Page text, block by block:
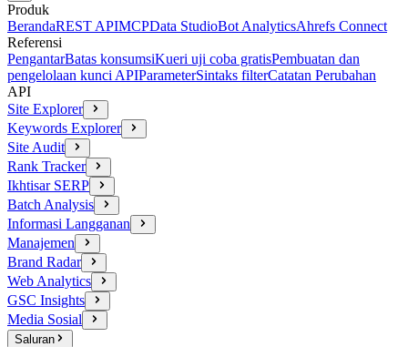
Produk
BerandaREST APIMCPData StudioBot AnalyticsAhrefs Connect
Referensi
PengantarBatas konsumsiKueri uji coba gratisPembuatan dan
pengelolaan kunci APIParameterSintaks filterCatatan Perubahan
API
Site Explorer
Keywords Explorer
Site Audit
Rank Tracker
Ikhtisar SERP
Batch Analysis
Informasi Langganan
Manajemen
Brand Radar
Web Analytics
GSC Insights
Media Sosial
Saluran